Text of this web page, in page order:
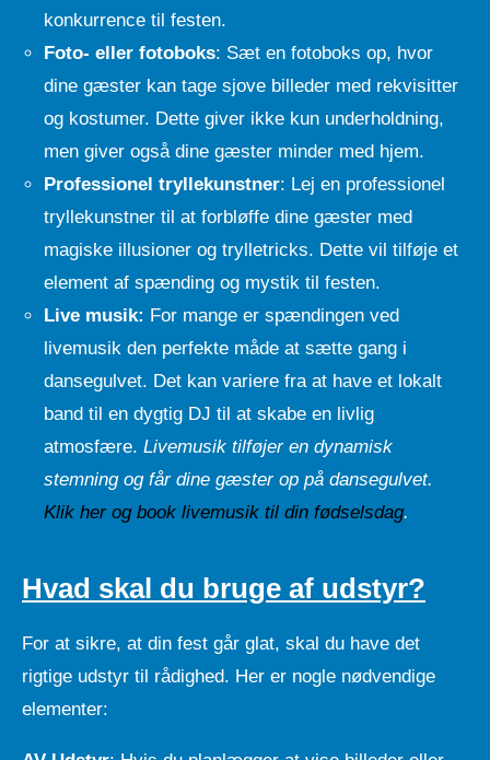
konkurrence til festen.
Foto- eller fotoboks: Sæt en fotoboks op, hvor
dine gæster kan tage sjove billeder med rekvisitter
og kostumer. Dette giver ikke kun underholdning,
men giver også dine gæster minder med hjem.
Professionel tryllekunstner: Lej en professionel
tryllekunstner til at forbløffe dine gæster med
magiske illusioner og trylletricks. Dette vil tilføje et
element af spænding og mystik til festen.
Live musik: For mange er spændingen ved
livemusik den perfekte måde at sætte gang i
dansegulvet. Det kan variere fra at have et lokalt
band til en dygtig DJ til at skabe en livlig
atmosfære.Livemusik tilføjer en dynamisk
stemning og får dine gæster op på dansegulvet.
Klik her og book livemusik til din fødselsdag.
Hvad skal du bruge af udstyr?
For at sikre, at din fest går glat, skal du have det
rigtige udstyr til rådighed. Her er nogle nødvendige
elementer: